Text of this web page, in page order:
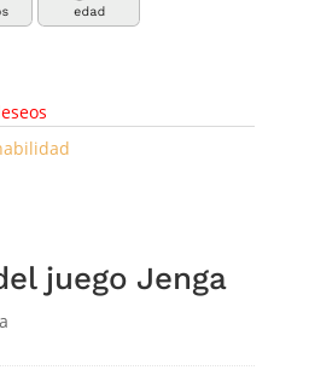
juego Jenga